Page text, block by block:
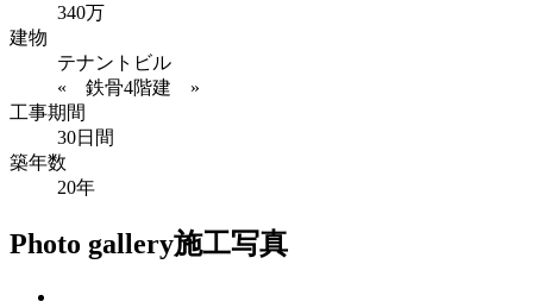
340万
建物
テナントビル
« 鉄骨4階建 »
工事期間
30日間
築年数
20年
Photo gallery施工写真